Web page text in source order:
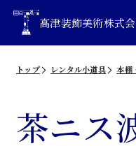
高津装飾美術株式
トップ レンタル小道具 本棚
茶ニス